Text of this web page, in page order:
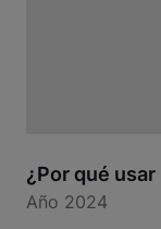
¿Por qué
Año 2024